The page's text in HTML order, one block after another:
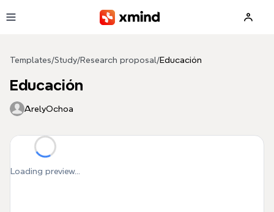
Templates/Study/Research proposal/Educación
Educación
ArelyOchoa
Loading preview...